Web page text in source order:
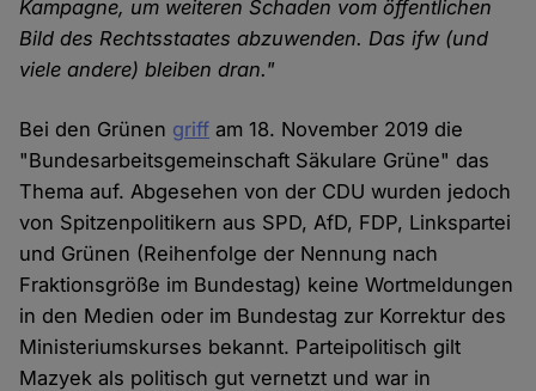
Kampagne, um weiteren Schaden vom öffentlichen
Bild des Rechtsstaates abzuwenden. Das ifw (und
viele andere) bleiben dran."
Bei den Grünen griff am 18. November 2019 die
"Bundesarbeitsgemeinschaft Säkulare Grüne" das
Thema auf. Abgesehen von der CDU wurden jedoch
von Spitzenpolitikern aus SPD, AfD, FDP, Linkspartei
und Grünen (Reihenfolge der Nennung nach
Fraktionsgröße im Bundestag) keine Wortmeldungen
in den Medien oder im Bundestag zur Korrektur des
Ministeriumskurses bekannt. Parteipolitisch gilt
Mazyek als politisch gut vernetzt und war in